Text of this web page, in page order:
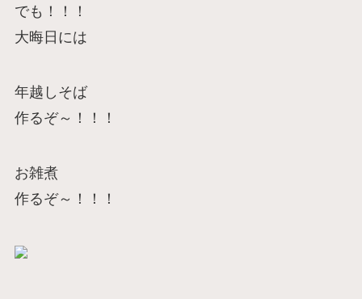
でも！！！
大晦日には
年越しそば
作るぞ～！！！
お雑煮
作るぞ～！！！